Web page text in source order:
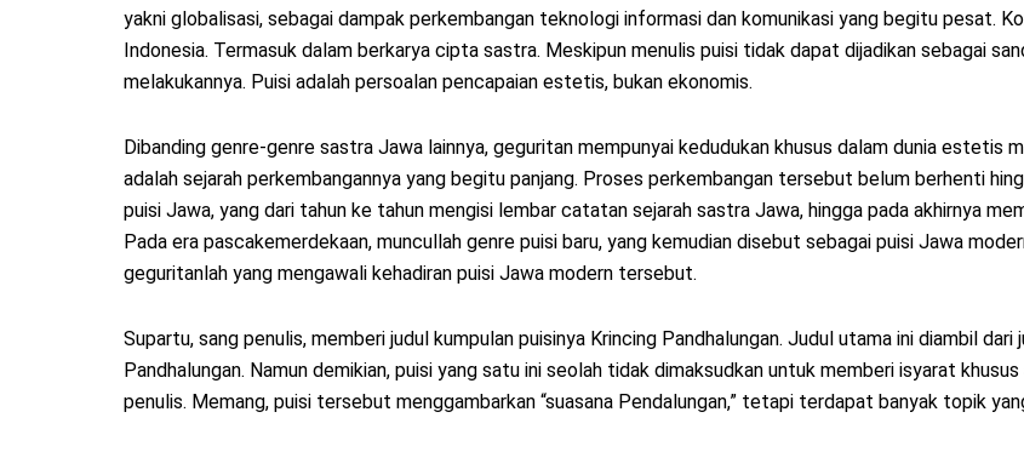
yakni globalisasi, sebagai dampak perkembangan teknologi informasi dan komunikasi yang begitu pesat.
Indonesia. Termasuk dalam berkarya cipta sastra. Meskipun menulis puisi tidak dapat dijadikan sebagai
melakukannya. Puisi adalah persoalan pencapaian estetis, bukan ekonomis.
Dibanding genre-genre sastra Jawa lainnya, geguritan mempunyai kedudukan khusus dalam dunia estetis
adalah sejarah perkembangannya yang begitu panjang. Proses perkembangan tersebut belum berhenti
puisi Jawa, yang dari tahun ke tahun mengisi lembar catatan sejarah sastra Jawa, hingga pada akhirnya
Pada era pascakemerdekaan, muncullah genre puisi baru, yang kemudian disebut sebagai puisi Jawa
geguritanlah yang mengawali kehadiran puisi Jawa modern tersebut.
Supartu, sang penulis, memberi judul kumpulan puisinya Krincing Pandhalungan. Judul utama ini diambil
Pandhalungan. Namun demikian, puisi yang satu ini seolah tidak dimaksudkan untuk memberi isyarat
penulis. Memang, puisi tersebut menggambarkan “suasana Pendalungan,” tetapi terdapat banyak topik